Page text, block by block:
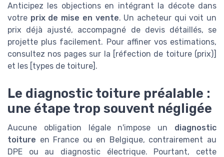
Anticipez les objections en intégrant la décote dans
votre prix de mise en vente. Un acheteur qui voit un
prix déjà ajusté, accompagné de devis détaillés, se
projette plus facilement. Pour affiner vos estimations,
consultez nos pages sur la [réfection de toiture (prix)]
et les [types de toiture].
Le diagnostic toiture préalable :
une étape trop souvent négligée
Aucune obligation légale n'impose un diagnostic
toiture en France ou en Belgique, contrairement au
DPE ou au diagnostic électrique. Pourtant, cette